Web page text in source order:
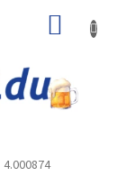
4.000874